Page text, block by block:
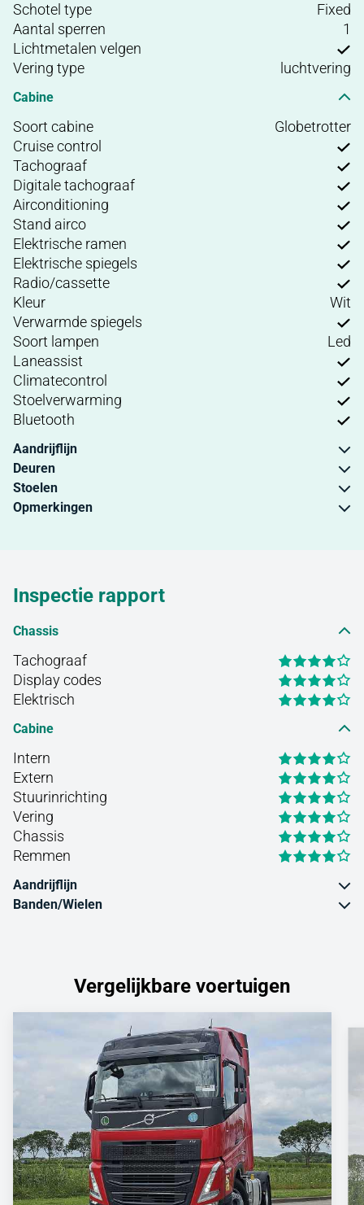
Schotel type
Fixed
Aantal sperren
1
Lichtmetalen velgen
Vering type
luchtvering
Cabine
Soort cabine
Globetrotter
Cruise control
Tachograaf
Digitale tachograaf
Airconditioning
Stand airco
Elektrische ramen
Elektrische spiegels
Radio/cassette
Kleur
Wit
Verwarmde spiegels
Soort lampen
Led
Laneassist
Climatecontrol
Stoelverwarming
Bluetooth
Aandrijflijn
Deuren
Stoelen
Opmerkingen
Inspectie rapport
Chassis
Tachograaf
Display codes
Elektrisch
Cabine
Intern
Extern
Stuurinrichting
Vering
Chassis
Remmen
Aandrijflijn
Banden/Wielen
Vergelijkbare voertuigen